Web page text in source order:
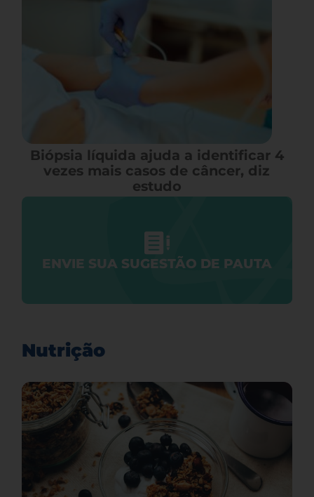
Biópsia líquida ajuda a identificar 4
vezes mais casos de câncer, diz
estudo
ENVIE SUA SUGESTÃO DE PAUTA
Nutrição